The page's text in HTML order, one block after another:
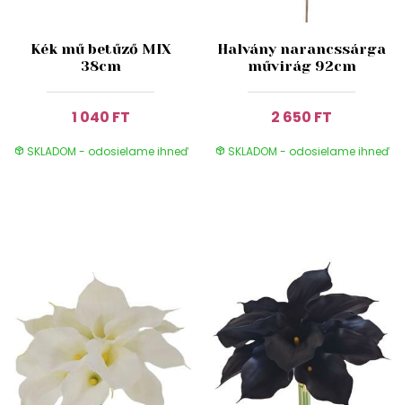
Kék mű betűző MIX
38cm
1 040 FT
SKLADOM - odosielame ihneď
Halvány narancssárga
művirág 92cm
2 650 FT
SKLADOM - odosielame ihneď